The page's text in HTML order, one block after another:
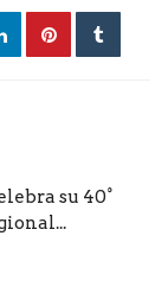
su 40°